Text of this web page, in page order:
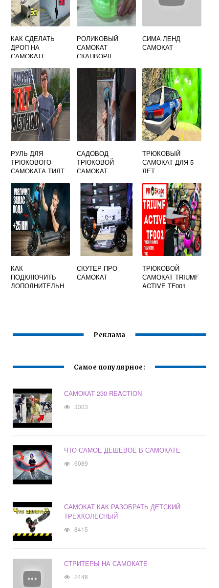
КАК СДЕЛАТЬ
ДРОП НА
САМОКАТЕ
РОЛИКОВЫЙ
САМОКАТ
СКАНВОРД
СИМА ЛЕНД
САМОКАТ
РУЛЬ ДЛЯ
ТРЮКОВОГО
САМОКАТА ТИЛТ
САДОВОД
ТРЮКОВОЙ
САМОКАТ
ТРЮКОВЫЙ
САМОКАТ ДЛЯ 5
ЛЕТ
КАК
ПОДКЛЮЧИТЬ
ДОПОЛНИТЕЛЬН
СКУТЕР ПРО
САМОКАТ
ТРЮКОВОЙ
САМОКАТ TRIUMF
ACTIVE TF001
Реклама
Самое популярное:
САМОКАТ 230 REACTION
3303
ЧТО САМОЕ ДЕШЕВОЕ В САМОКАТЕ
6089
САМОКАТ КАК РАЗОБРАТЬ ДЕТСКИЙ
ТРЕХКОЛЕСНЫЙ
8415
СТРИТЕРЫ НА САМОКАТЕ
2448